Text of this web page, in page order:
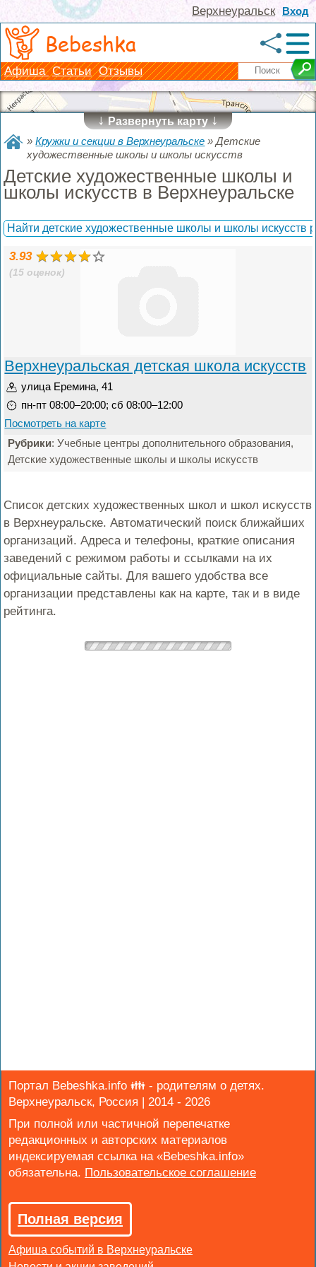
Вход
Верхнеуральск
Bebeshka
Афиша Статьи Отзывы
↓Развернуть карту↓
»Кружки и секции в Верхнеуральске »Детские
художественные школы и школы искусств
Детские художественные школы и
школы искусств в Верхнеуральске
Найти детские художественные школы и школы искусств
3.93
(15 оценок)
Верхнеуральская детская школа искусств
улица Еремина, 41
пн-пт 08:00–20:00; сб 08:00–12:00
Посмотреть на карте
Рубрики: Учебные центры дополнительного образования,
Детские художественные школы и школы искусств
Список детских художественных школ и школ искусств
в Верхнеуральске. Автоматический поиск ближайших
организаций. Адреса и телефоны, краткие описания
заведений с режимом работы и ссылками на их
официальные сайты. Для вашего удобства все
организации представлены как на карте, так и в виде
рейтинга.
Портал Bebeshka.info 👪 - родителям о детях.
Верхнеуральск, Россия | 2014 - 2026
При полной или частичной перепечатке
редакционных и авторских материалов
индексируемая ссылка на «Bebeshka.info»
обязательна.
Полная версия
Афиша событий в Верхнеуральске